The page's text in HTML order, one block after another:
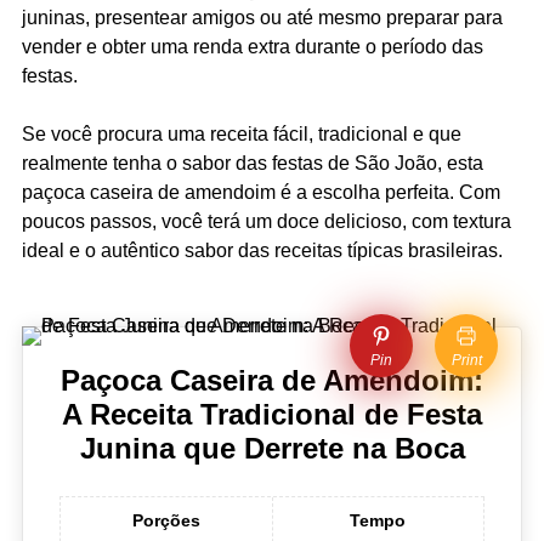
juninas, presentear amigos ou até mesmo preparar para
vender e obter uma renda extra durante o período das
festas.
Se você procura uma receita fácil, tradicional e que
realmente tenha o sabor das festas de São João, esta
paçoca caseira de amendoim é a escolha perfeita. Com
poucos passos, você terá um doce delicioso, com textura
ideal e o autêntico sabor das receitas típicas brasileiras.
Pin Print
Paçoca Caseira de Amendoim:
A Receita Tradicional de Festa
Junina que Derrete na Boca
Porções Tempo